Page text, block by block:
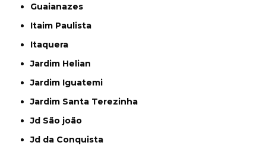
Guaianazes
Itaim Paulista
Itaquera
Jardim Helian
Jardim Iguatemi
Jardim Santa Terezinha
Jd São joão
Jd da Conquista